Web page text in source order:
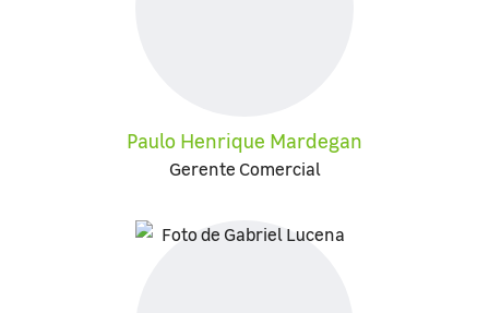
Paulo Henrique Mardegan
Gerente Comercial